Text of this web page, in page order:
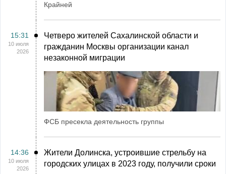
Крайней
15:31
10 июля
2026
Четверо жителей Сахалинской области и
гражданин Москвы организации канал
незаконной миграции
ФСБ пресекла деятельность группы
14:36
10 июля
2026
Жители Долинска, устроившие стрельбу на
городских улицах в 2023 году, получили сроки